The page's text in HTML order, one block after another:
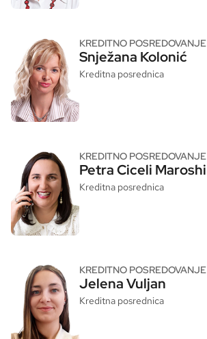
KREDITNO POSREDOVANJE
Snježana Kolonić
Kreditna posrednica
KREDITNO POSREDOVANJE
Petra Ciceli Maroshi
Kreditna posrednica
KREDITNO POSREDOVANJE
Jelena Vuljan
Kreditna posrednica